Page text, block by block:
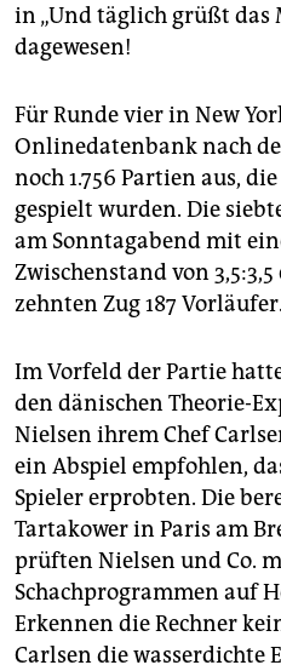
in „Und täglich grüßt das
dagewesen!
Für Runde vier in New
Onlinedatenbank nach
noch 1.756 Partien aus,
gespielt wurden. Die
am Sonntagabend mit
Zwischenstand von
zehnten Zug 187 Vorläufer.
Im Vorfeld der Partie
den dänischen Theorie-
Nielsen ihrem Chef
ein Abspiel empfohlen,
Spieler erprobten. Die
Tartakower in Paris am
prüften Nielsen und Co.
Schachprogrammen auf
Erkennen die Rechner
Carlsen die wasserdichte